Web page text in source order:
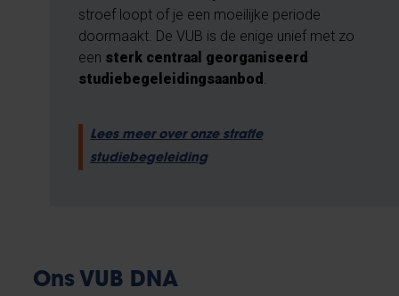
stroef loopt of je een moeilijke periode
doormaakt. De VUB is de enige unief met zo
een sterk centraal georganiseerd
studiebegeleidingsaanbod
Lees meer over onze straffe
studiebegeleiding
Ons VUB DNA